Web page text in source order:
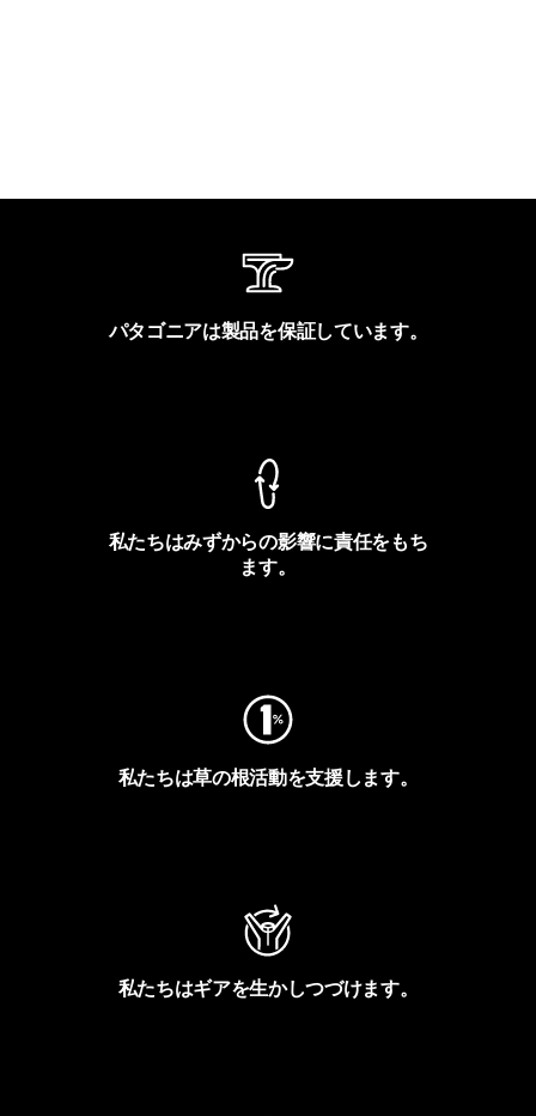
パタゴニアは製品を保証しています。
私たちはみずからの影響に責任をもち
ます。
私たちは草の根活動を支援します。
私たちはギアを生かしつづけます。